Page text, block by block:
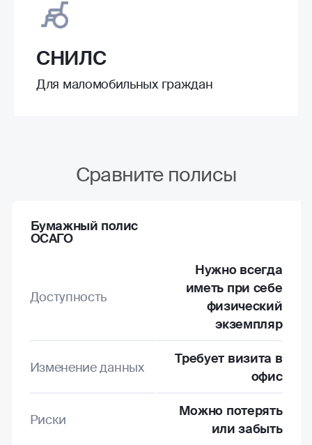
СНИЛС
Для маломобильных граждан
Сравните полисы
Бумажный полис
ОСАГО
Доступность
Нужно всегда
иметь при себе
физический
экземпляр
Изменение данных
Требует визита в
офис
Риски
Можно потерять
или забыть